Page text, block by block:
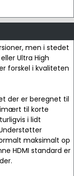
men i stedet
Ultra High
forskel i kvaliteten
der er beregnet til
til korte
i lidt
maksimalt op
HDMI standard er